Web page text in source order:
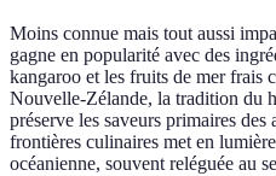
Moins connue mais tout aussi
gagne en popularité avec des
kangaroo et les fruits de mer frais
Nouvelle-Zélande, la tradition du
préserve les saveurs primaires
frontières culinaires met en
océanienne, souvent reléguée au